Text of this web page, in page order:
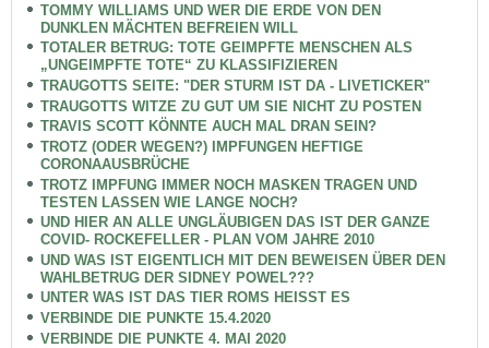
TOMMY WILLIAMS UND WER DIE ERDE VON DEN
DUNKLEN MÄCHTEN BEFREIEN WILL
TOTALER BETRUG: TOTE GEIMPFTE MENSCHEN ALS
„UNGEIMPFTE TOTE“ ZU KLASSIFIZIEREN
TRAUGOTTS SEITE: "DER STURM IST DA - LIVETICKER"
TRAUGOTTS WITZE ZU GUT UM SIE NICHT ZU POSTEN
TRAVIS SCOTT KÖNNTE AUCH MAL DRAN SEIN?
TROTZ (ODER WEGEN?) IMPFUNGEN HEFTIGE
CORONAAUSBRÜCHE
TROTZ IMPFUNG IMMER NOCH MASKEN TRAGEN UND
TESTEN LASSEN WIE LANGE NOCH?
UND HIER AN ALLE UNGLÄUBIGEN DAS IST DER GANZE
COVID- ROCKEFELLER - PLAN VOM JAHRE 2010
UND WAS IST EIGENTLICH MIT DEN BEWEISEN ÜBER DEN
WAHLBETRUG DER SIDNEY POWEL???
UNTER WAS IST DAS TIER ROMS HEISST ES
VERBINDE DIE PUNKTE 15.4.2020
VERBINDE DIE PUNKTE 4. MAI 2020